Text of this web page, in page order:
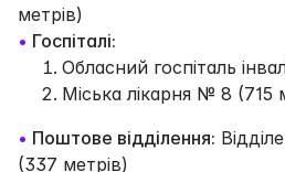
метрів)
• Госпіталі:
Обласний госпіталь
Міська лікарня № 8 (715
• Поштове відділення:
(337 метрів)